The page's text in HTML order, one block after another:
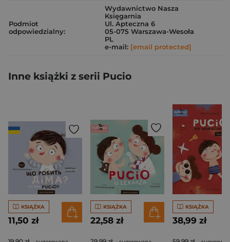
Podmiot
odpowiedzialny:
Wydawnictwo Nasza
Księgarnia
Ul. Apteczna 6
05-075 Warszawa-Wesoła
PL
e-mail: [email protected]
Inne książki z serii Pucio
KSIĄŻKA
11,50 zł
KSIĄŻKA
22,58 zł
KSIĄŻKA
38,99 zł